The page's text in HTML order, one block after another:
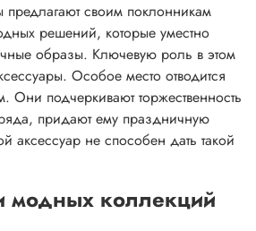
своим поклонникам
решений, которые уместно
образы. Ключевую роль в этом
Особое место отводится
Они подчеркивают торжественность
придают ему праздничную
аксессуар не способен дать такой
модных коллекций